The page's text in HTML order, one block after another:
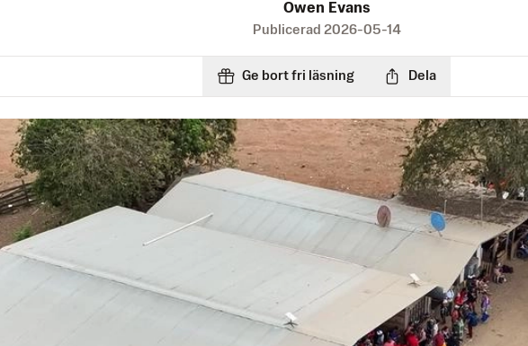
Owen Evans
Publicerad 2026-05-14
Ge bort fri läsning Dela